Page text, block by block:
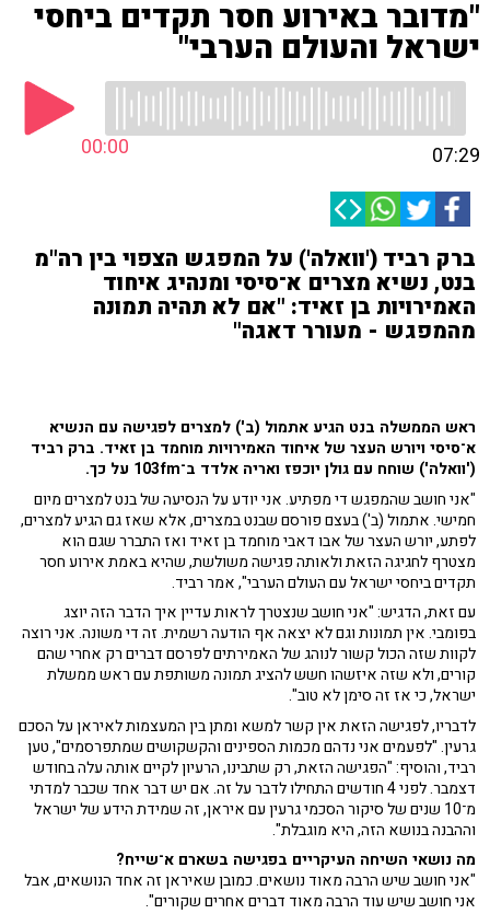
"מדובר באירוע חסר תקדים ביחסי
ישראל והעולם הערבי"
00:00 07:29
ברק רביד ('וואלה') על המפגש הצפוי בין רה"מ
בנט, נשיא מצרים א־סיסי ומנהיג איחוד
האמירויות בן זאיד: "אם לא תהיה תמונה
מהמפגש - מעורר דאגה"
ראש הממשלה בנט הגיע אתמול (ב') למצרים לפגישה עם הנשיא
א־סיסי ויורש העצר של איחוד האמירויות מוחמד בן זאיד. ברק רביד
('וואלה') שוחח עם גולן יוכפז ואריה אלדד ב־103fm על כך.
"אני חושב שהמפגש די מפתיע. אני יודע על הנסיעה של בנט למצרים מיום
חמישי. אתמול (ב') בעצם פורסם שבנט במצרים, אלא שאז גם הגיע למצרים,
לפתע, יורש העצר של אבו דאבי מוחמד בן זאיד ואז התברר שגם הוא
מצטרף לחגיגה הזאת ולאותה פגישה משולשת, שהיא באמת אירוע חסר
תקדים ביחסי ישראל עם העולם הערבי", אמר רביד.
עם זאת, הדגיש: "אני חושב שנצטרך לראות עדיין איך הדבר הזה יוצג
בפומבי. אין תמונות וגם לא יצאה אף הודעה רשמית. זה די משונה. אני רוצה
לקוות שזה הכול קשור לנוהג של האמירתים לפרסם דברים רק אחרי שהם
קורים, ולא שזה איזשהו חשש להציג תמונה משותפת עם ראש ממשלת
ישראל, כי אז זה סימן לא טוב".
לדבריו, לפגישה הזאת אין קשר למשא ומתן בין המעצמות לאיראן על הסכם
גרעין. "לפעמים אני נדהם מכמות הספינים והקשקושים שמתפרסמים", טען
רביד, והוסיף: "הפגישה הזאת, רק שתבינו, הרעיון לקיים אותה עלה בחודש
דצמבר. לפני 4 חודשים התחילו לדבר על זה. אם יש דבר אחד שכבר למדתי
מ־10 שנים של סיקור הסכמי גרעין עם איראן, זה שמידת הידע של ישראל
וההבנה בנושא הזה, היא מוגבלת".
מה נושאי השיחה העיקריים בפגישה בשארם א־שייח?
"אני חושב שיש הרבה מאוד נושאים. כמובן שאיראן זה אחד הנושאים, אבל
אני חושב שיש עוד הרבה מאוד דברים אחרים שקורים".